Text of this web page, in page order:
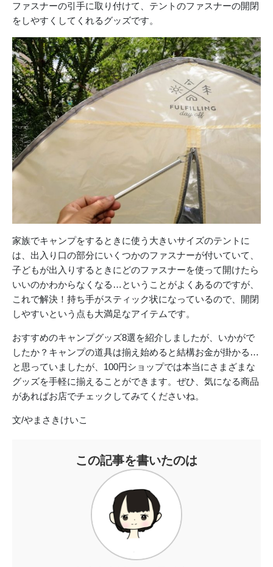
ファスナーの引手に取り付けて、テントのファスナーの開閉
をしやすくしてくれるグッズです。
家族でキャンプをするときに使う大きいサイズのテントに
は、出入り口の部分にいくつかのファスナーが付いていて、
子どもが出入りするときにどのファスナーを使って開けたら
いいのかわからなくなる…ということがよくあるのですが、
これで解決！持ち手がスティック状になっているので、開閉
しやすいという点も大満足なアイテムです。
おすすめのキャンプグッズ8選を紹介しましたが、いかがで
したか？キャンプの道具は揃え始めると結構お金が掛かる…
と思っていましたが、100円ショップでは本当にさまざまな
グッズを手軽に揃えることができます。ぜひ、気になる商品
があればお店でチェックしてみてくださいね。
文/やまさきけいこ
この記事を書いたのは